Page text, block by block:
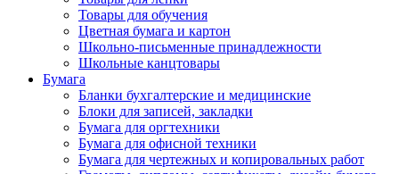
Товары для обучения
Цветная бумага и картон
Школьно-письменные принадлежности
Школьные канцтовары
Бумага
Бланки бухгалтерские и медицинские
Блоки для записей, закладки
Бумага для оргтехники
Бумага для офисной техники
Бумага для чертежных и копировальных работ